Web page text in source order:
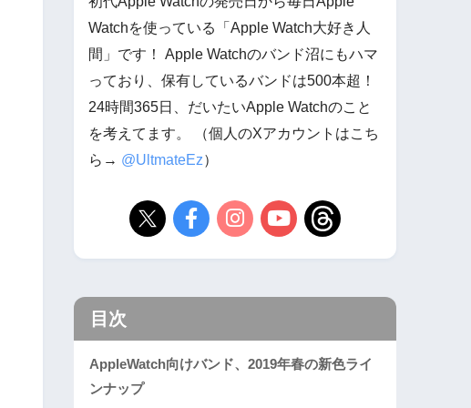
Watchを使っている「Apple Watch大好き人
間」です！ Apple Watchのバンド沼にもハマ
っており、保有しているバンドは500本超！
24時間365日、だいたいApple Watchのこと
を考えてます。 （個人のXアカウントはこち
ら→ @UltmateEz）
目次
AppleWatch向けバンド、2019年春の新色ライ
ンナップ